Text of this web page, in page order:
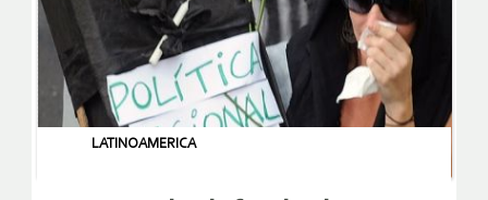
LATINOAMERICA